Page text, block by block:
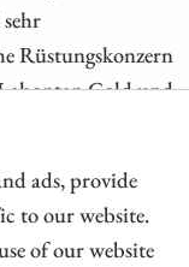
ads, provide
to our website.
of our website
Rüstungskonzern
Gold und
einfach